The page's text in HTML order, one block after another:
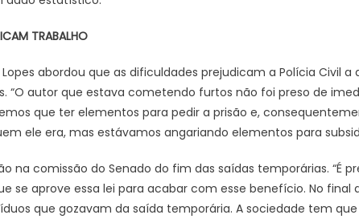
TRABALHO
abordou que as dificuldades prejudicam a Polícia Civil
“O autor que estava cometendo furtos não foi preso de
que ter elementos para pedir a prisão e,
ele era, mas estávamos angariando elementos para
na comissão do Senado do fim das saídas temporárias. “É
se aprove essa lei para acabar com esse benefício. No final
que gozavam da saída temporária. A sociedade tem